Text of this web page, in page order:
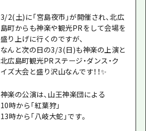
3/2(土)に「宮島夜市」が開催され、北広
島町からも神楽や観光PRをして会場を
盛り上げに行くのですが、
なんと次の日の3/3(日)も神楽の上演と
北広島町観光PRステージ・ダンス・ク
イズ大会と盛り沢山なんです！！✨
神楽の公演は、山王神楽団による
10時から「紅葉狩」
13時から「八岐大蛇」です。